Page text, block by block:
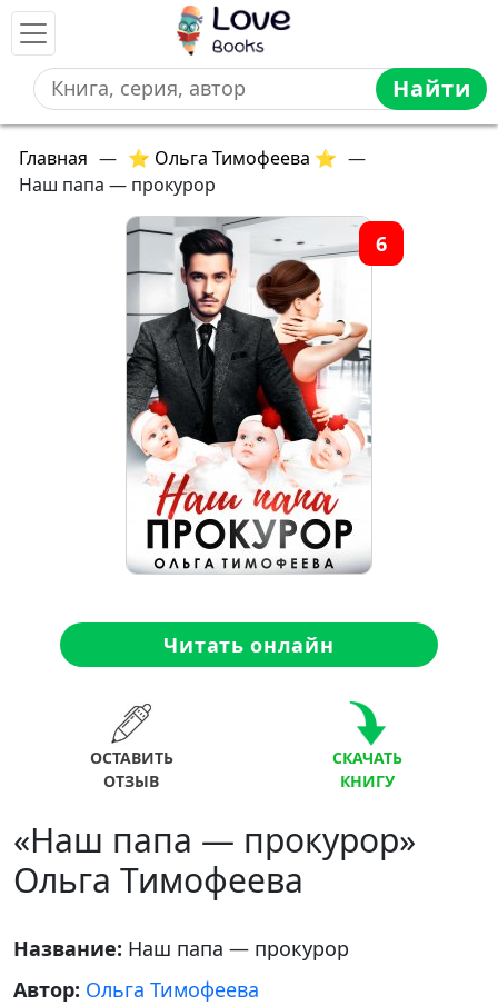
Найти
Главная — ⭐ Ольга Тимофеева ⭐ —
Наш папа — прокурор
6
Читать онлайн
ОСТАВИТЬ
ОТЗЫВ
СКАЧАТЬ
КНИГУ
«Наш папа — прокурор»
Ольга Тимофеева
Название: Наш папа — прокурор
Автор: Ольга Тимофеева